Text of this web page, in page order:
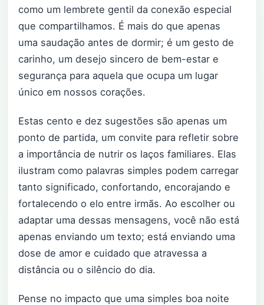
como um lembrete gentil da conexão especial
que compartilhamos. É mais do que apenas
uma saudação antes de dormir; é um gesto de
carinho, um desejo sincero de bem-estar e
segurança para aquela que ocupa um lugar
único em nossos corações.
Estas cento e dez sugestões são apenas um
ponto de partida, um convite para refletir sobre
a importância de nutrir os laços familiares. Elas
ilustram como palavras simples podem carregar
tanto significado, confortando, encorajando e
fortalecendo o elo entre irmãs. Ao escolher ou
adaptar uma dessas mensagens, você não está
apenas enviando um texto; está enviando uma
dose de amor e cuidado que atravessa a
distância ou o silêncio do dia.
Pense no impacto que uma simples boa noite